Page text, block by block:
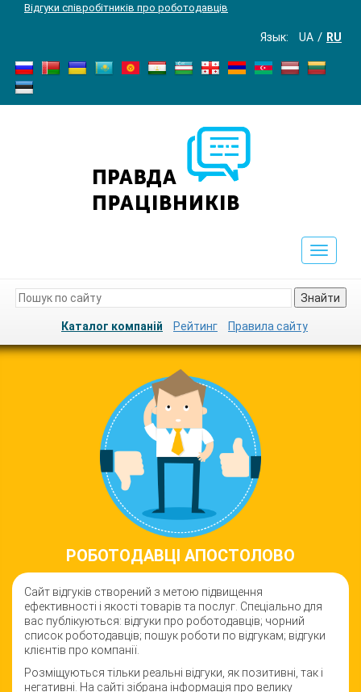
Відгуки співробітників про роботодавців
Язык: UA RU
Toggle
Знайти
Каталог компаній Рейтинг Правила сайту
РОБОТОДАВЦI АПОСТОЛОВО
Сайт відгуків створений з метою підвищення
ефективності і якості товарiв та послуг. Спеціально для
вас публікуються: відгуки про роботодавців; чорний
список роботодавців; пошук роботи по відгукам; відгуки
клієнтів про компанії.
Розміщуються тільки реальні відгуки, як позитивні, так і
негативні. На сайті зібрана інформація про велику